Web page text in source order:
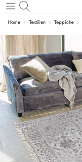
Zum Hauptinhalt springen
Home Textilien Teppiche